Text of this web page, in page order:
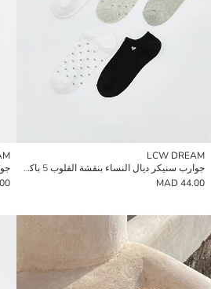
LCW DREAM
جوارب سنيكر ديال النساء بنقشة القلوب 5 باكات
44.00 MAD